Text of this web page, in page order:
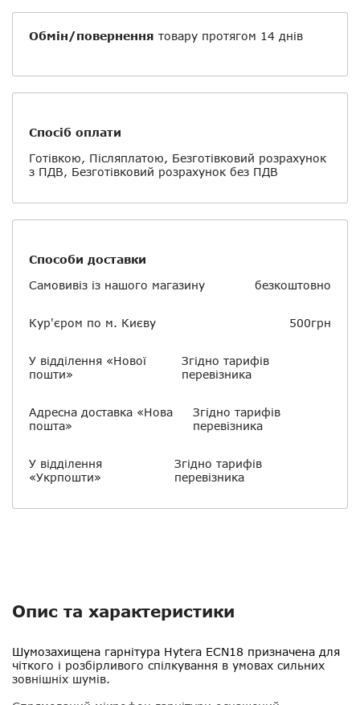
Обмін/повернення товару протягом 14 днів
Спосіб оплати
Готівкою, Післяплатою, Безготівковий розрахунок
з ПДВ, Безготівковий розрахунок без ПДВ
Способи доставки
Самовивіз із нашого магазину
безкоштовно
Кур'єром по м. Києву 500грн
У відділення «Нової
пошти»
Згідно тарифів
перевізника
Адресна доставка «Нова
пошта»
Згідно тарифів
перевізника
У відділення
«Укрпошти»
Згідно тарифів
перевізника
Опис та характеристики
Шумозахищена гарнітура Hytera ECN18 призначена для
чіткого і розбірливого спілкування в умовах сильних
зовнішніх шумів.